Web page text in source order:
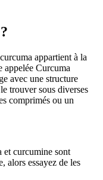
appartient à la
appelée Curcuma
avec une structure
trouver sous diverses
comprimés ou un
et curcumine sont
alors essayez de les